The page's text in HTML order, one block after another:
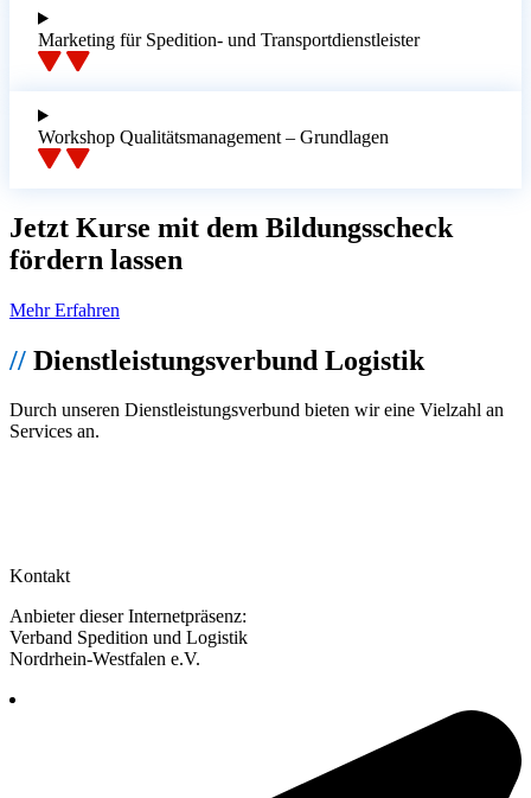
Marketing für Spedition- und Transportdienstleister
Workshop Qualitätsmanagement – Grundlagen
Jetzt Kurse mit dem Bildungsscheck
fördern lassen
Mehr Erfahren
// Dienstleistungsverbund Logistik
Durch unseren Dienstleistungsverbund bieten wir eine Vielzahl an
Services an.
Kontakt
Anbieter dieser Internetpräsenz:
Verband Spedition und Logistik
Nordrhein-Westfalen e.V.